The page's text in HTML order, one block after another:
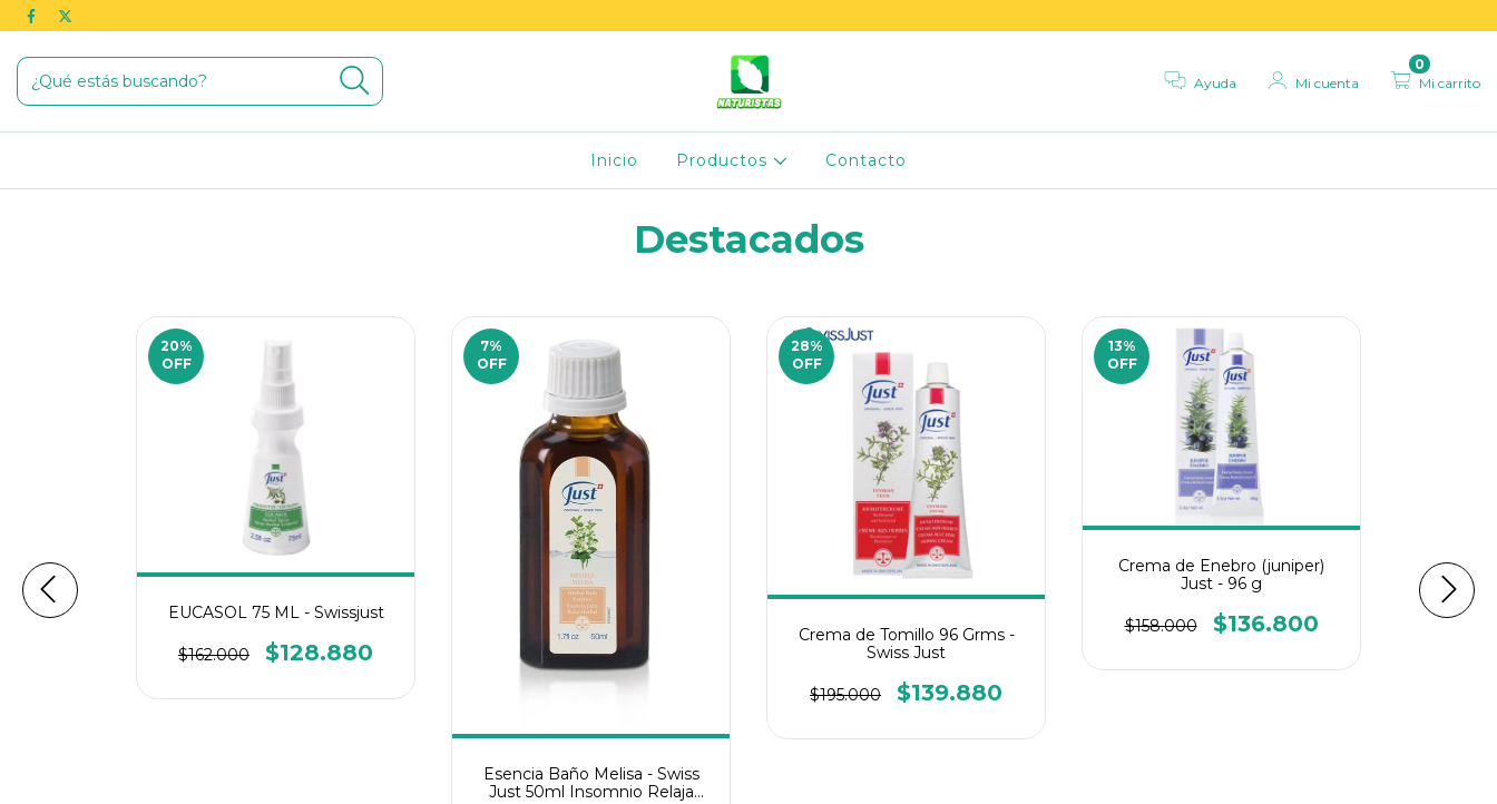
Ayuda Mi cuenta Mi carrito
0
Inicio Productos Contacto
Destacados
20%
OFF
EUCASOL 75 ML - Swissjust
$162.000 $128.880
7%
OFF
Esencia Baño Melisa - Swiss
Just 50ml Insomnio Relaja
28%
OFF
Crema de Tomillo 96 Grms -
Swiss Just
$195.000 $139.880
13%
OFF
Crema de Enebro (juniper)
Just - 96 g
$158.000 $136.800